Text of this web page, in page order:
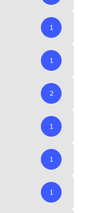
1
1
2
1
1
1